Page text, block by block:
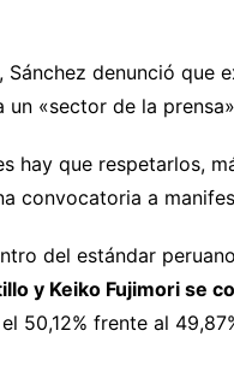
Sánchez denunció que
un «sector de la
hay que respetarlos,
convocatoria a
del estándar
y Keiko Fujimori se
50,12% frente al